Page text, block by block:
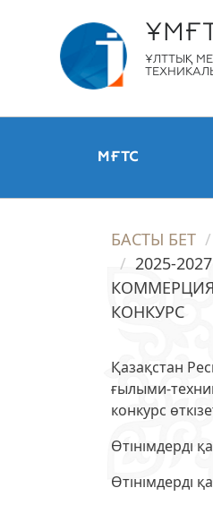
ҰЛТТЫҚ
МҒТС
БАСТЫ БЕТ
2025-
КОНКУРС
Қазақстан
ғылыми-
конкурс
Өтінімдерді
Өтінімдерді